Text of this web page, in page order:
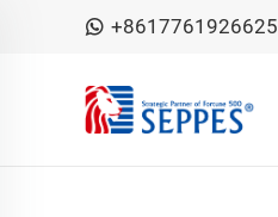
+8617761926625